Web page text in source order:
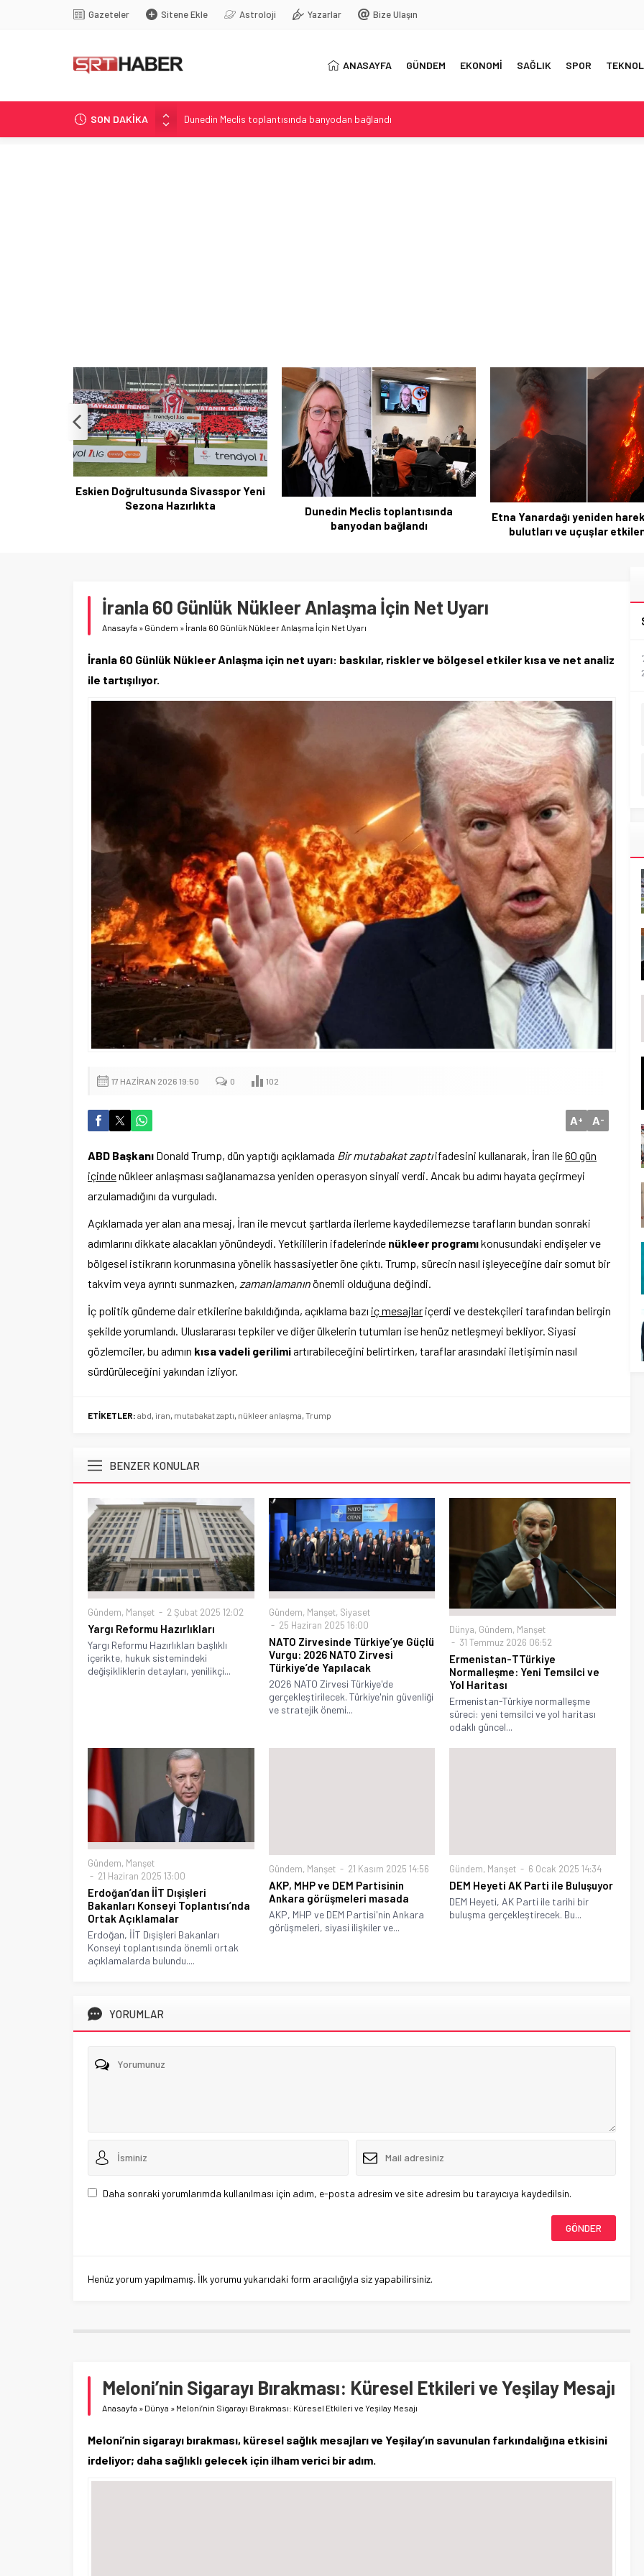
Gazeteler Sitene Ekle Astroloji Yazarlar Bize Ulaşın
ANASAYFA GÜNDEM EKONOMİ SAĞLIK SPOR
SON DAKİKA
Dunedin Meclis toplantısında banyodan bağlandı
Etna Yanardağı yeniden hareketli: Kül bulutları ve uçuşlar etkileniyor
Dunedin Meclis toplantısında
Etna Yanardağı yeniden hareketli: Kül
bulutları ve uçuşlar etkileniyor
İzmir’de Rüşvet
Gözaltı ve Tutuklama
İranla 60 Günlük Nükleer Anlaşma İçin Net Uyarı
Anasayfa » Gündem » İranla 60 Günlük Nükleer Anlaşma İçin Net Uyarı
İranla 60 Günlük Nükleer Anlaşma için net uyarı: baskılar, riskler ve bölgesel etkiler kısa ve net analiz
ile tartışılıyor.
17 HAZIRAN 2026 19:50 0 102
A+ A-
ABD Başkanı Donald Trump, dün yaptığı açıklamada Bir mutabakat zaptıifadesini kullanarak, İran ile60 gün
içindenükleer anlaşması sağlanamazsa yeniden operasyon sinyali verdi. Ancak bu adımı hayata geçirmeyi
arzulamadığını da vurguladı.
Açıklamada yer alan ana mesaj, İran ile mevcut şartlarda ilerleme kaydedilemezse tarafların bundan sonraki
adımlarını dikkate alacakları yönündeydi. Yetkililerin ifadelerinde nükleer programıkonusundaki endişeler ve
bölgesel istikrarın korunmasına yönelik hassasiyetler öne çıktı. Trump, sürecin nasıl işleyeceğine dair somut bir
takvim veya ayrıntı sunmazken, zamanlamanınönemli olduğuna değindi.
İç politik gündeme dair etkilerine bakıldığında, açıklama bazı iç mesajlar içerdi ve destekçileri tarafından belirgin
şekilde yorumlandı. Uluslararası tepkiler ve diğer ülkelerin tutumları ise henüz netleşmeyi bekliyor. Siyasi
gözlemciler, bu adımın kısa vadeli gerilimiartırabileceğini belirtirken, taraflar arasındaki iletişimin nasıl
sürdürüleceğini yakından izliyor.
ETİKETLER: abd iran mutabakat zaptı nükleer anlaşma Trump
BENZER KONULAR
Gündem, Manşet 2 Şubat 2025 12:02
Yargı Reformu Hazırlıkları
Yargı Reformu Hazırlıkları başlıklı
içerikte, hukuk sistemindeki
değişikliklerin detayları, yenilikçi...
Gündem, Manşet, Siyaset
25 Haziran 2025 16:00
NATO Zirvesinde Türkiye’ye Güçlü
Vurgu: 2026 NATO Zirvesi
Türkiye’de Yapılacak
2026 NATO Zirvesi Türkiye'de
gerçekleştirilecek. Türkiye'nin güvenliği
ve stratejik önemi...
Dünya, Gündem, Manşet
31 Temmuz 2026 06:52
Ermenistan-TTürkiye
Normalleşme: Yeni Temsilci ve
Yol Haritası
Ermenistan-Türkiye normalleşme
süreci: yeni temsilci ve yol haritası
odaklı güncel...
Gündem, Manşet
21 Haziran 2025 13:00
Erdoğan’dan İİT Dışişleri
Bakanları Konseyi Toplantısı’nda
Ortak Açıklamalar
Erdoğan, İİT Dışişleri Bakanları
Konseyi toplantısında önemli ortak
açıklamalarda bulundu....
Gündem Manşet 21 Kasım 2025 14:56
AKP, MHP ve DEM Partisinin
Ankara görüşmeleri masada
AKP, MHP ve DEM Partisi'nin Ankara
görüşmeleri, siyasi ilişkiler ve...
Gündem Manşet 6 Ocak 2025 14:34
DEM Heyeti AK Parti ile Buluşuyor
DEM Heyeti, AK Parti ile tarihi bir
buluşma gerçekleştirecek. Bu...
YORUMLAR
Daha sonraki yorumlarımda kullanılması için adım, e-posta adresim ve site adresim bu tarayıcıya kaydedilsin.
Henüz yorum yapılmamış. İlk yorumu yukarıdaki form aracılığıyla siz yapabilirsiniz.
Meloni’nin Sigarayı Bırakması: Küresel Etkileri ve Yeşilay Mesajı
Anasayfa » Dünya » Meloni’nin Sigarayı Bırakması: Küresel Etkileri ve Yeşilay Mesajı
Meloni’nin sigarayı bırakması, küresel sağlık mesajları ve Yeşilay’ın savunulan farkındalığına etkisini
irdeliyor; daha sağlıklı gelecek için ilham verici bir adım.